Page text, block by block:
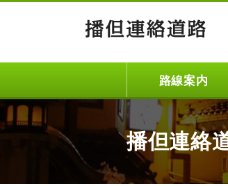
路線案内
播但連絡